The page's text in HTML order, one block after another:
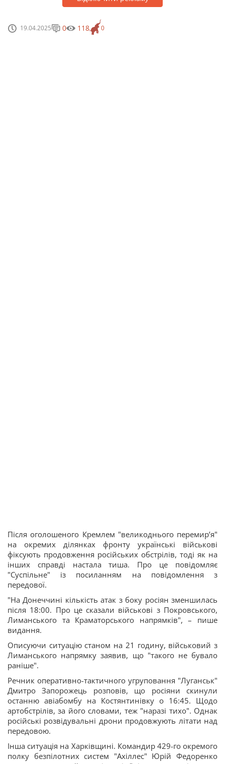
19.04.2025 0
0 118
Після оголошеного Кремлем "великоднього перемир’я"
на окремих ділянках фронту українські військові
фіксують продовження російських обстрілів, тоді як на
інших справді настала тиша. Про це повідомляє
"Суспільне" із посиланням на повідомлення з
передової.
"На Донеччині кількість атак з боку росіян зменшилась
після 18:00. Про це сказали військові з Покровського,
Лиманського та Краматорського напрямків", – пише
видання.
Описуючи ситуацію станом на 21 годину, військовий з
Лиманського напрямку заявив, що "такого не бувало
раніше".
Речник оперативно-тактичного угруповання "Луганськ"
Дмитро Запорожець розповів, що росіяни скинули
останню авіабомбу на Костянтинівку о 16:45. Щодо
артобстрілів, за його словами, теж "наразі тихо". Однак
російські розвідувальні дрони продовжують літати над
передовою.
Інша ситуація на Харківщині. Командир 429-го окремого
полку безпілотних систем "Ахіллес" Юрій Федоренко